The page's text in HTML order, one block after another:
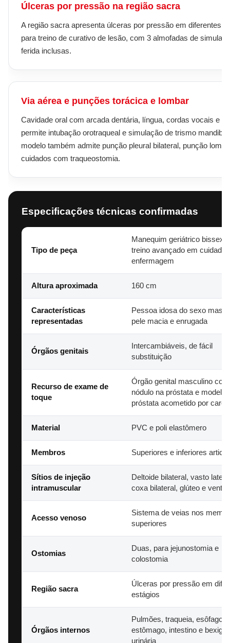
Úlceras por pressão na região sacra
A região sacra apresenta úlceras por pressão em diferentes
para treino de curativo de lesão, com 3 almofadas de
ferida inclusas.
Via aérea e punções torácica e lombar
Cavidade oral com arcada dentária, língua, cordas vocais e
permite intubação orotraqueal e simulação de trismo
modelo também admite punção pleural bilateral, punção
cuidados com traqueostomia.
Especificações técnicas confirmadas
Tipo de peça
Manequim geriátrico
treino avançado em
enfermagem
Altura aproximada 160 cm
Características
representadas
Pessoa idosa do sexo
pele macia e enrugada
Órgãos genitais
Intercambiáveis, de fácil
substituição
Recurso de exame de
toque
Órgão genital masculino com
nódulo na próstata e modelo
próstata acometido por
Material PVC e poli elastômero
Membros Superiores e inferiores
Sítios de injeção
intramuscular
Deltoide bilateral, vasto
coxa bilateral, glúteo e
Acesso venoso
Sistema de veias nos
superiores
Ostomias
Duas, para jejunostomia e
colostomia
Região sacra
Úlceras por pressão em
estágios
Órgãos internos
Pulmões, traqueia, esôfago,
estômago, intestino e bexiga
urinária